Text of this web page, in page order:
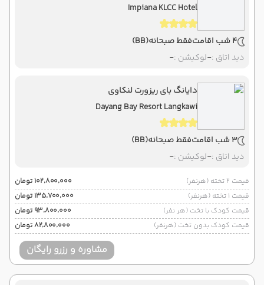
Impiana KLCC Hotel
4 شب اقامت فقط صبحانه(BB)
دید اتاق :-لوکیشن :-
دایانگ بای ریزورت لنکاوی
Dayang Bay Resort Langkawi
3 شب اقامت فقط صبحانه(BB)
دید اتاق :-لوکیشن :-
قیمت 2 تخته (هرنفر)
۱۰۲٬۸۰۰٬۰۰۰ تومان
قیمت 1 تخته (هرنفر)
۱۳۵٬۷۰۰٬۰۰۰ تومان
قیمت کودک با تخت (هر نفر)
۹۳٬۸۰۰٬۰۰۰ تومان
قیمت کودک بدون تخت (هرنفر)
۸۲٬۸۰۰٬۰۰۰ تومان
مشاوره و رزرو رایگان